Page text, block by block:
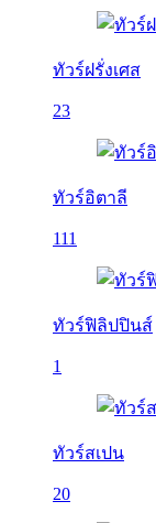
ทัวร์ฝรั่งเศส
23
ทัวร์อิตาลี
111
ทัวร์ฟิลิปปินส์
1
ทัวร์สเปน
20